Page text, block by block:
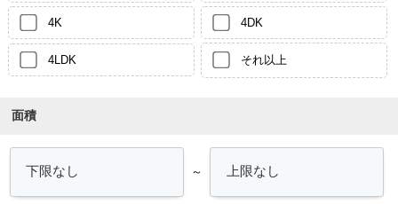
4K 4DK
4LDK それ以上
面積
～